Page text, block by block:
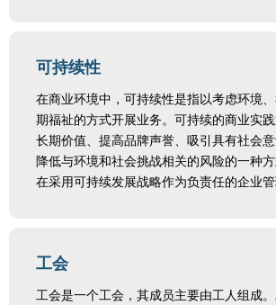
可持续性
在商业环境中，可持续性是指以考虑环境
期福祉的方式开展业务。可持续的商业实
长期价值、提高品牌声誉、吸引具有社会
降低与环境和社会挑战相关的风险的一种
在采用可持续发展战略作为负责任的企业管
工会
工会是一个工会，其成员主要由工人组成